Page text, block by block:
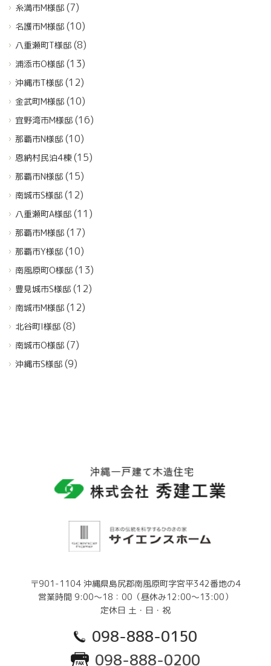
糸満市M様邸 (7)
名護市M様邸 (10)
八重瀬町T様邸 (8)
浦添市O様邸 (13)
沖縄市T様邸 (12)
金武町M様邸 (10)
宜野湾市M様邸 (16)
那覇市N様邸 (10)
恩納村民泊4棟(15)
那覇市N様邸 (15)
南城市S様邸 (12)
八重瀬町A様邸 (11)
那覇市M様邸 (17)
那覇市Y様邸 (10)
南風原町O様邸 (13)
豊見城市S様邸 (12)
南城市M様邸 (12)
北谷町I様邸 (8)
南城市O様邸 (7)
沖縄市S様邸 (9)
〒901-1104 沖縄県島尻郡南風原町字宮平342番地の4
営業時間 9:00～18：00（昼休み12:00～13:00）
定休日 土・日・祝
098-888-0150
098-888-0200